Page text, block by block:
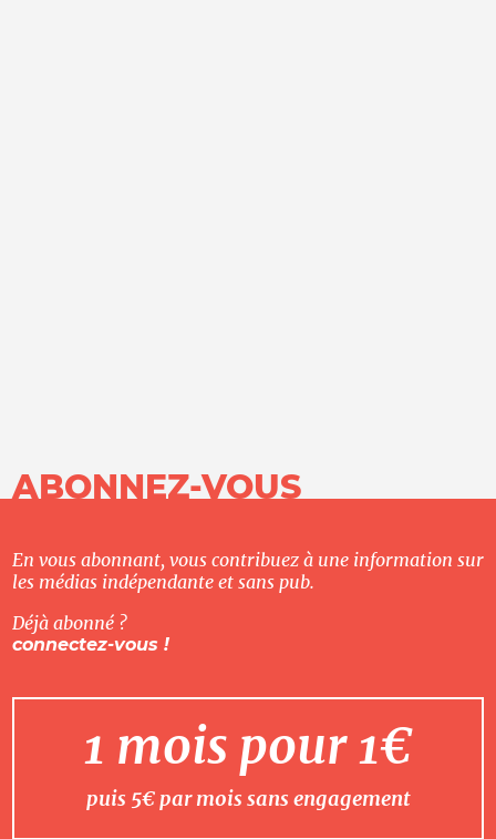
ABONNEZ-VOUS
En vous abonnant, vous contribuez à une information sur
les médias indépendante et sans pub.
Déjà abonné ?
connectez-vous !
1 mois pour 1€
puis 5€ par mois sans engagement